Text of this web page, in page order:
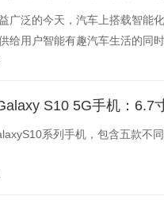
广泛的今天，汽车上搭载智能
给用户智能有趣汽车生活的同
众多车型都提供了智能化装备
S10 5G手机：6.7
系列手机，包含五款不